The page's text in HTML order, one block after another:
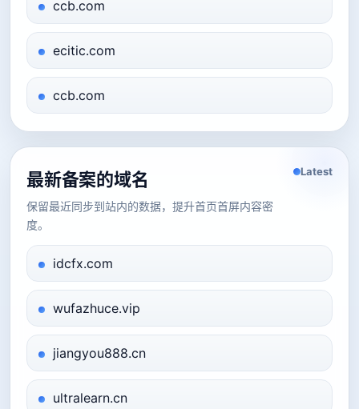
ccb.com
ecitic.com
ccb.com
最新备案的域名
保留最近同步到站内的数据，提升首页首屏内容密
度。
Latest
idcfx.com
wufazhuce.vip
jiangyou888.cn
ultralearn.cn